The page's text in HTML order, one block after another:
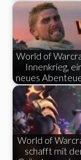
World of
Innenkrieg,
neues
World of
schafft mit